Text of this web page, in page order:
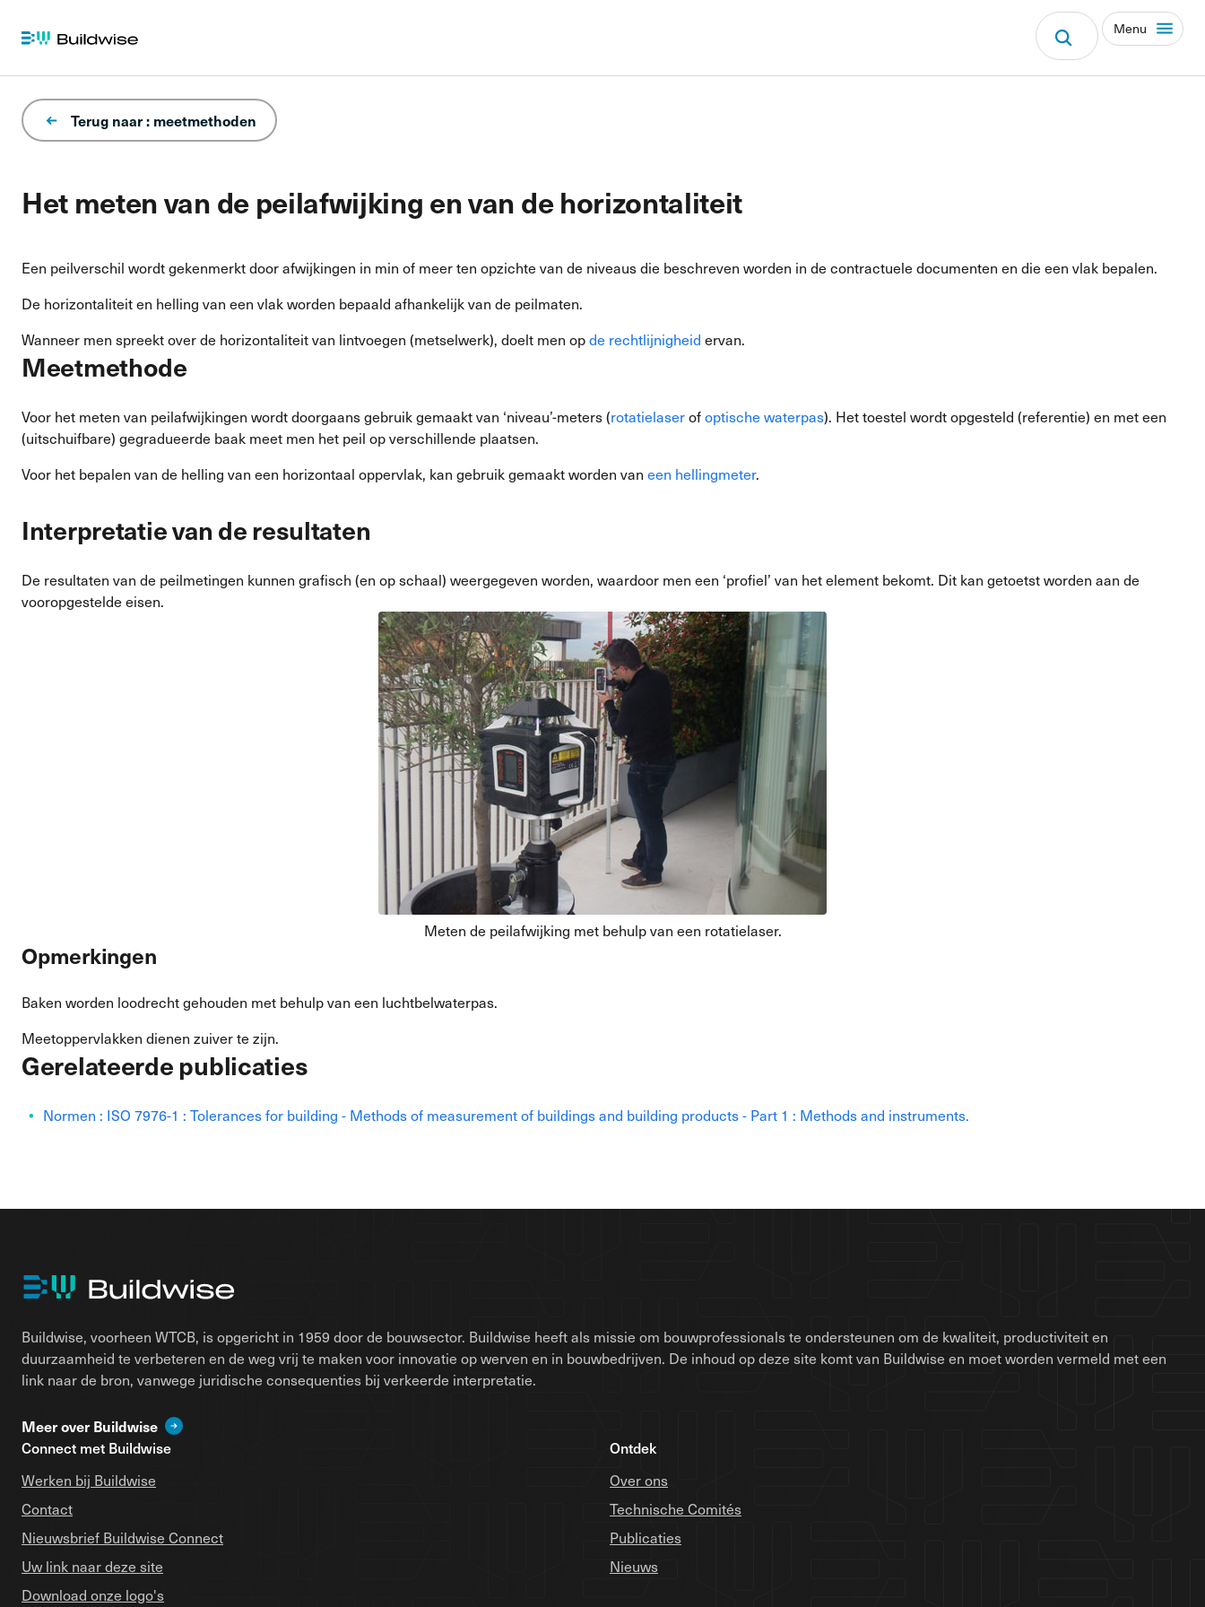
Menu
Het meten van de peilafwijking en van de horizontaliteit
Terug naar : meetmethoden
Een peilverschil wordt gekenmerkt door afwijkingen in min of meer ten opzichte van de niveaus die beschreven worden in de contractuele documenten en die een vlak bepalen.
De horizontaliteit en helling van een vlak worden bepaald afhankelijk van de peilmaten.
Wanneer men spreekt over de horizontaliteit van lintvoegen (metselwerk), doelt men opde rechtlijnigheid ervan.
Meetmethode
Voor het meten van peilafwijkingen wordt doorgaans gebruik gemaakt van ‘niveau’-meters (rotatielaserofoptische waterpas). Het toestel wordt opgesteld (referentie) en met een
(uitschuifbare) gegradueerde baak meet men het peil op verschillende plaatsen.
Voor het bepalen van de helling van een horizontaal oppervlak, kan gebruik gemaakt worden van een hellingmeter.
Interpretatie van de resultaten
De resultaten van de peilmetingen kunnen grafisch (en op schaal) weergegeven worden, waardoor men een ‘profiel’ van het element bekomt. Dit kan getoetst worden aan de
vooropgestelde eisen.
Meten de peilafwijking met behulp van een rotatielaser.
Opmerkingen
Baken worden loodrecht gehouden met behulp van een luchtbelwaterpas.
Meetoppervlakken dienen zuiver te zijn.
Gerelateerde publicaties
Normen : ISO 7976-1 : Tolerances for building - Methods of measurement of buildings and building products - Part 1 : Methods and instruments.
Buildwise, voorheen WTCB, is opgericht in 1959 door de bouwsector. Buildwise heeft als missie om bouwprofessionals te ondersteunen om de kwaliteit, productiviteit en
duurzaamheid te verbeteren en de weg vrij te maken voor innovatie op werven en in bouwbedrijven. De inhoud op deze site komt van Buildwise en moet worden vermeld met een
link naar de bron, vanwege juridische consequenties bij verkeerde interpretatie.
Meer over Buildwise
Connect met Buildwise
Werken bij Buildwise
Contact
Nieuwsbrief Buildwise Connect
Uw link naar deze site
Download onze logo's
Ontdek
Over ons
Technische Comités
Publicaties
Nieuws